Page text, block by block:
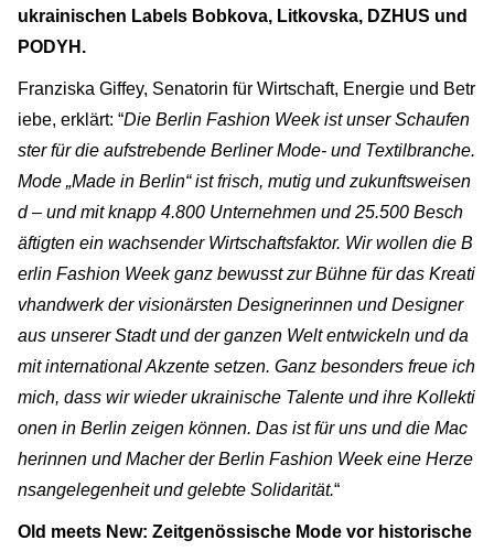
ukrainischen Labels Bobkova, Litkovska, DZHUS und
PODYH.
Franziska Giffey, Senatorin für Wirtschaft, Energie und Betr
iebe, erklärt: “Die Berlin Fashion Week ist unser Schaufen
ster für die aufstrebende Berliner Mode- und Textilbranche.
Mode „Made in Berlin“ ist frisch, mutig und zukunftsweisen
d – und mit knapp 4.800 Unternehmen und 25.500 Besch
äftigten ein wachsender Wirtschaftsfaktor. Wir wollen die B
erlin Fashion Week ganz bewusst zur Bühne für das Kreati
vhandwerk der visionärsten Designerinnen und Designer
aus unserer Stadt und der ganzen Welt entwickeln und da
mit international Akzente setzen. Ganz besonders freue ich
mich, dass wir wieder ukrainische Talente und ihre Kollekti
onen in Berlin zeigen können. Das ist für uns und die Mac
herinnen und Macher der Berlin Fashion Week eine Herze
nsangelegenheit und gelebte Solidarität.“
Old meets New: Zeitgenössische Mode vor historische